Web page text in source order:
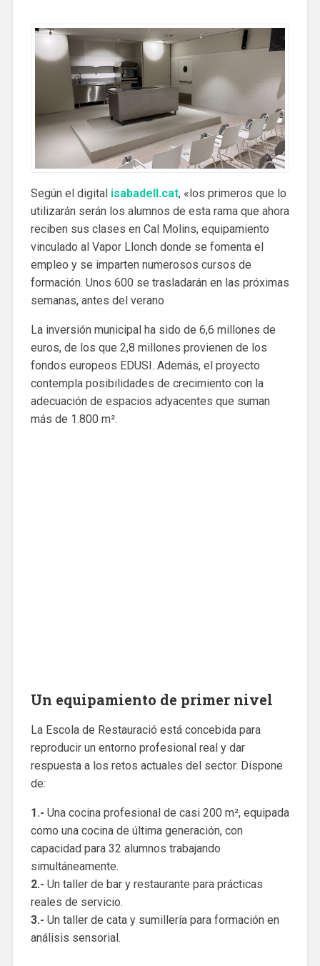
Según el digital isabadell.cat, «los primeros que lo
utilizarán serán los alumnos de esta rama que ahora
reciben sus clases en Cal Molins, equipamiento
vinculado al Vapor Llonch donde se fomenta el
empleo y se imparten numerosos cursos de
formación. Unos 600 se trasladarán en las próximas
semanas, antes del verano
La inversión municipal ha sido de 6,6 millones de
euros, de los que 2,8 millones provienen de los
fondos europeos EDUSI. Además, el proyecto
contempla posibilidades de crecimiento con la
adecuación de espacios adyacentes que suman
más de 1.800 m².
Un equipamiento de primer nivel
La Escola de Restauració está concebida para
reproducir un entorno profesional real y dar
respuesta a los retos actuales del sector. Dispone
de:
1.- Una cocina profesional de casi 200 m², equipada
como una cocina de última generación, con
capacidad para 32 alumnos trabajando
simultáneamente.
2.- Un taller de bar y restaurante para prácticas
reales de servicio.
3.- Un taller de cata y sumillería para formación en
análisis sensorial.